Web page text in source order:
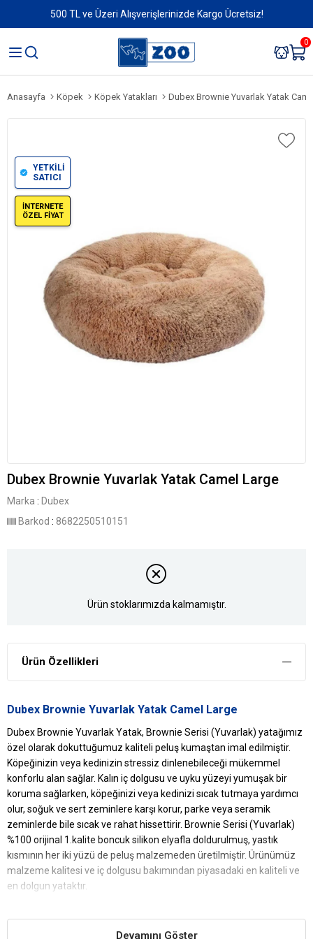
500 TL ve Üzeri Alışverişlerinizde Kargo Ücretsiz!
0
Anasayfa Köpek Köpek Yatakları Dubex Brownie Yuvarlak Yatak
YETKİLİ
SATICI
İNTERNETE
ÖZEL FİYAT
Dubex Brownie Yuvarlak Yatak Camel Large
Marka : Dubex
Barkod : 8682250510151
Ürün stoklarımızda kalmamıştır.
Ürün Özellikleri
Dubex Brownie Yuvarlak Yatak Camel Large
Dubex Brownie Yuvarlak Yatak, Brownie Serisi (Yuvarlak) yatağımız
özel olarak dokuttuğumuz kaliteli peluş kumaştan imal edilmiştir.
Köpeğinizin veya kedinizin stressiz dinlenebileceği mükemmel
konforlu alan sağlar. Kalın iç dolgusu ve uyku yüzeyi yumuşak bir
koruma sağlarken, köpeğinizi veya kedinizi sıcak tutmaya yardımcı
olur, soğuk ve sert zeminlere karşı korur, parke veya seramik
zeminlerde bile sıcak ve rahat hissettirir. Brownie Serisi (Yuvarlak)
%100 orijinal 1.kalite boncuk silikon elyafla doldurulmuş, yastık
kısmının her iki yüzü de peluş malzemeden üretilmiştir. Ürünümüz
malzeme kalitesi ve iç dolgusu bakımından piyasadaki en kaliteli ve
en dolgun yataktır.
Devamını Göster